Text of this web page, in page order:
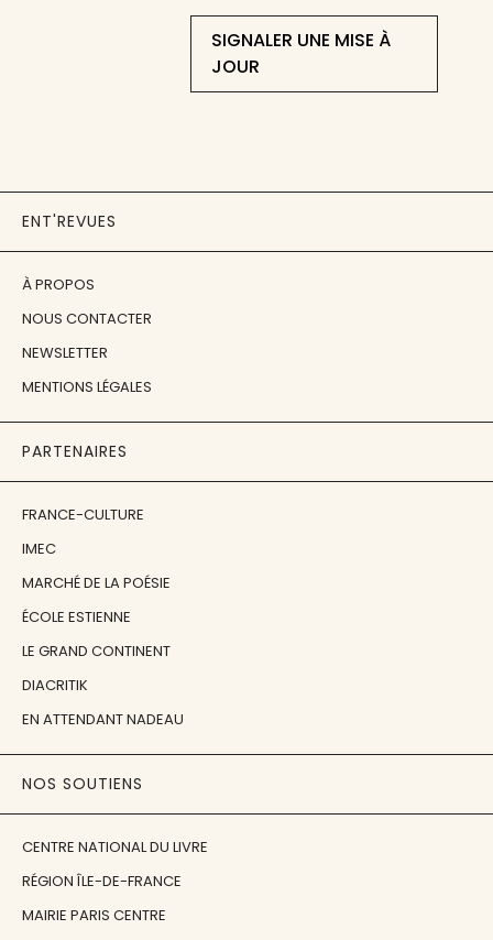
SIGNALER UNE MISE À
JOUR
ENT'REVUES
À PROPOS
NOUS CONTACTER
NEWSLETTER
MENTIONS LÉGALES
PARTENAIRES
FRANCE-CULTURE
IMEC
MARCHÉ DE LA POÉSIE
ÉCOLE ESTIENNE
LE GRAND CONTINENT
DIACRITIK
EN ATTENDANT NADEAU
NOS SOUTIENS
CENTRE NATIONAL DU LIVRE
RÉGION ÎLE-DE-FRANCE
MAIRIE PARIS CENTRE